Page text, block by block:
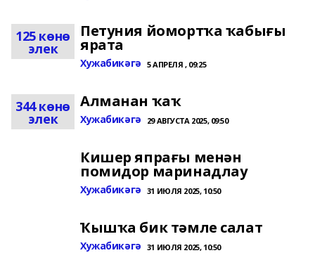
125 көнө
элек
Петуния йомортҡа ҡабығы
ярата
Хужабикәгә 5 АПРЕЛЯ , 09:25
344 көнө
элек
Алманан ҡаҡ
Хужабикәгә 29 АВГУСТА 2025, 09:50
Кишер япрағы менән
помидор маринадлау
Хужабикәгә 31 ИЮЛЯ 2025, 10:50
Ҡышҡа бик тәмле салат
Хужабикәгә 31 ИЮЛЯ 2025, 10:50